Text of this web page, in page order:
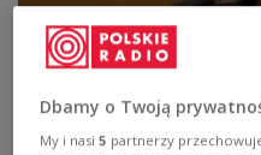
Nowy utwór
Zapraszamy do
Dbamy o Twoją
My i nasi5 partnerzy